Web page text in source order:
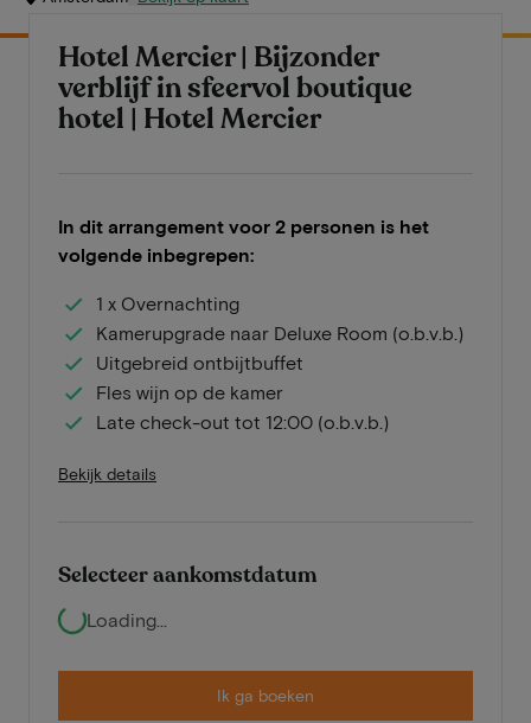
Hotel Mercier | Bijzonder
verblijf in sfeervol boutique
hotel | Hotel Mercier
In dit arrangement voor 2 personen is het
volgende inbegrepen:
1 x Overnachting
Kamerupgrade naar Deluxe Room (o.b.v.b.)
Uitgebreid ontbijtbuffet
Fles wijn op de kamer
Late check-out tot 12:00 (o.b.v.b.)
Bekijk details
Selecteer aankomstdatum
Loading...
Ik ga boeken